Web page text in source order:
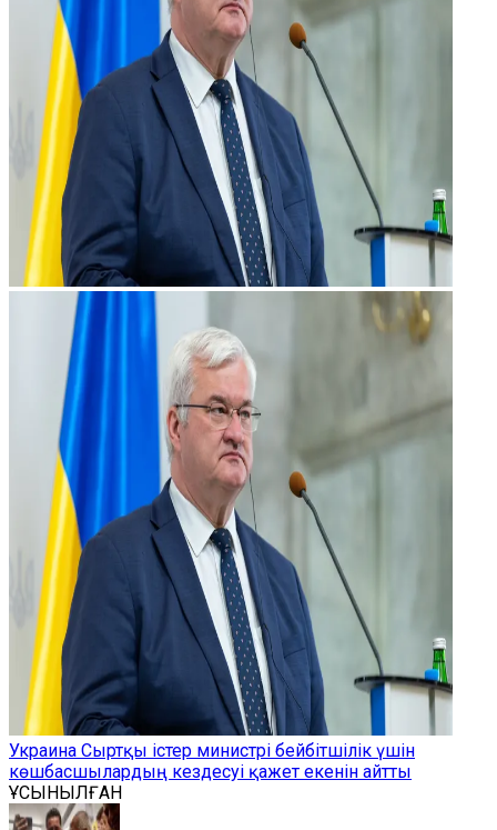
Украина Сыртқы істер министрі бейбітшілік үшін
көшбасшылардың кездесуі қажет екенін айтты
ҰСЫНЫЛҒАН